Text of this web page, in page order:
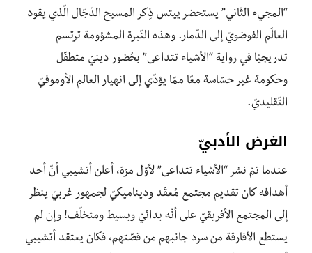
“المجيء الثّاني” يستحضر ييتس ذِكر المسيح الدّجّال الّذي يقود
العالَم الفوضويّ إلى الدّمار. وهذه النّبرة المشؤومة ترتسم
تدريجيًا في رواية “الأشياء تتداعى” بحُضور دينيّ متطفّل
وحكومة غير حسّاسة معًا ممّا يؤدّي إلى انهيار العالم الأوموفيّ
التّقليديّ.
الغرض الأدبيّ
عندما تمّ نشر “الأشياء تتداعى” لأوّل مرّة، أعلن أتشيبي أنّ أحد
أهدافه كان تقديم مجتمع مُعقّد وديناميكيّ لجمهور غربيّ ينظر
إلى المجتمع الأفريقيّ على أنّه بدائيّ وبسيط ومتخلّف! وإن لم
يستطع الأفارقة من سرد جانبهم من قصّتهم، فكان يعتقد أتشيبي